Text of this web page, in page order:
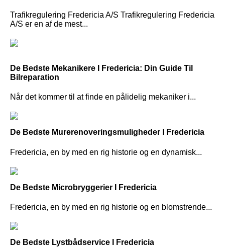
Trafikregulering Fredericia A/S Trafikregulering Fredericia
A/S er en af de mest...
De Bedste Mekanikere I Fredericia: Din Guide Til
Bilreparation
Når det kommer til at finde en pålidelig mekaniker i...
De Bedste Murerenoveringsmuligheder I Fredericia
Fredericia, en by med en rig historie og en dynamisk...
De Bedste Microbryggerier I Fredericia
Fredericia, en by med en rig historie og en blomstrende...
De Bedste Lystbådservice I Fredericia